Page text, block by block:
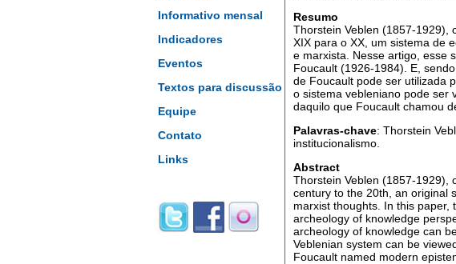
Informativo mensal
Indicadores
Eventos
Textos para discussão
Equipe
Contato
Links
Resumo
Thorstein Veblen (1857-1929),
XIX para o XX, um sistema de
e marxista. Nesse artigo, esse
Foucault (1926-1984). E,
de Foucault pode ser utilizada
o sistema vebleniano pode ser
daquilo que Foucault chamou
Palavras-chave: Thorstein
institucionalismo.
Abstract
Thorstein Veblen (1857-1929),
century to the 20th, an original
marxist thoughts. In this paper,
archeology of knowledge
archeology of knowledge can
Veblenian system can be
Foucault named modern